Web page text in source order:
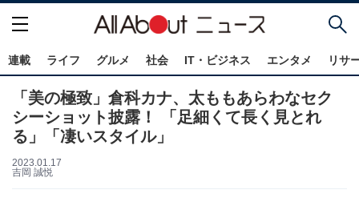
連載 ライフ グルメ 社会 IT・ビジネス エンタメ リサ
「美の極致」倉科カナ、太ももあらわなセク
シーショット披露！ 「足細くて長く見とれ
る」「凄いスタイル」
2023.01.17
吉岡 誠悦